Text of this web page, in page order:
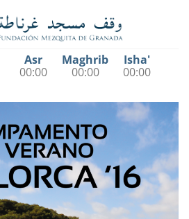
Asr
00:00
Maghrib
00:00
Isha'
00:00